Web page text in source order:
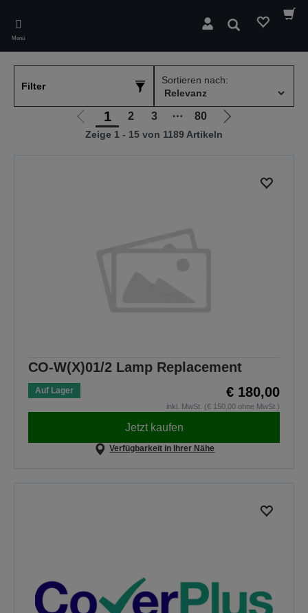
main
content
Menü
Suchen
Filter
Sortieren nach:
Zur
vorherigen
1 2 3 ⋯ 80
Zur
Zeige 1 - 15 von 1189 Artikeln
CO-W(X)01/2 Lamp Replacement
Auf Lager € 180,00
inkl. MwSt. (€ 150,00 ohne MwSt.)
Jetzt kaufen
Verfügbarkeit in Ihrer Nähe